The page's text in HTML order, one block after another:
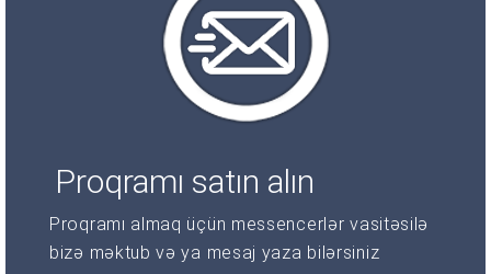
Proqramı satın alın
Proqramı almaq üçün messencerlər vasitəsilə
bizə məktub və ya mesaj yaza bilərsiniz